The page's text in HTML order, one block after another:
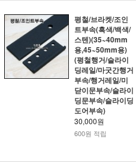
평철/브라켓/조인
트부속(흑색/백색/
스텐)(35~40mm
용,45~50mm용)
(평철행거/슬라이
딩레일/마굿간행거
부속/행거레일/미
닫이문부속/슬라이
딩문부속/슬라이딩
도어부속)
30,000원
600원 적립